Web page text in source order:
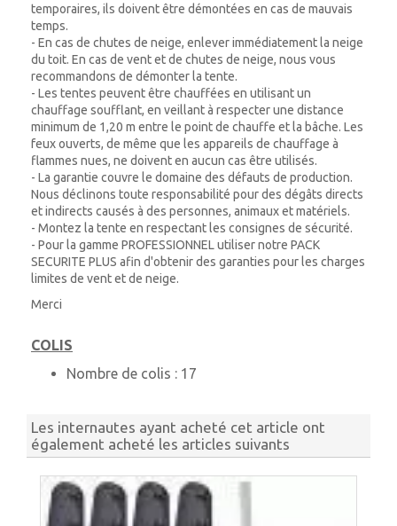
temporaires, ils doivent être démontées en cas de mauvais
temps.
- En cas de chutes de neige, enlever immédiatement la neige
du toit. En cas de vent et de chutes de neige, nous vous
recommandons de démonter la tente.
- Les tentes peuvent être chauffées en utilisant un
chauffage soufflant, en veillant à respecter une distance
minimum de 1,20 m entre le point de chauffe et la bâche. Les
feux ouverts, de même que les appareils de chauffage à
flammes nues, ne doivent en aucun cas être utilisés.
- La garantie couvre le domaine des défauts de production.
Nous déclinons toute responsabilité pour des dégâts directs
et indirects causés à des personnes, animaux et matériels.
- Montez la tente en respectant les consignes de sécurité.
- Pour la gamme PROFESSIONNEL utiliser notre PACK
SECURITE PLUS afin d'obtenir des garanties pour les charges
limites de vent et de neige.
Merci
COLIS
Nombre de colis : 17
Les internautes ayant acheté cet article ont
également acheté les articles suivants